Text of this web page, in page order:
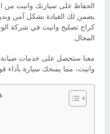
الحفاظ على سيارتك وانيت
يضمن لك القيادة بشكل آمن
كراج تصليح وانيت في شركة
المجال.
معنا ستحصل على خدمات صيانة
وانيت، مما يمنحك سيارة بأداء